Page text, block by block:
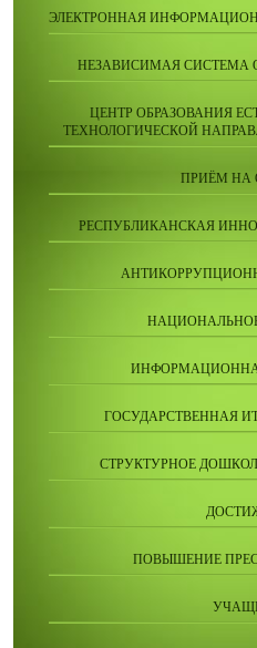
ЭЛЕКТРОННАЯ
НЕЗАВИСИМАЯ СИСТЕМА
ЦЕНТР ОБРАЗОВАНИЯ
ТЕХНОЛОГИЧЕСКОЙ
ПРИЁМ НА
РЕСПУБЛИКАНСКАЯ
ГОСУДАРСТВЕННАЯ
СТРУКТУРНОЕ
ПОВЫШЕНИЕ